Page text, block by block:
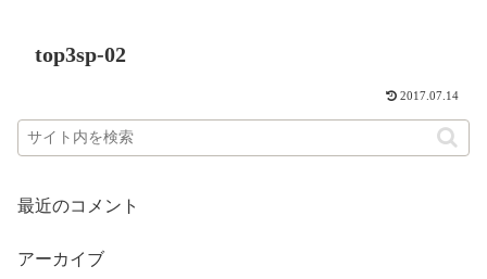
top3sp-02
2017.07.14
最近のコメント
アーカイブ